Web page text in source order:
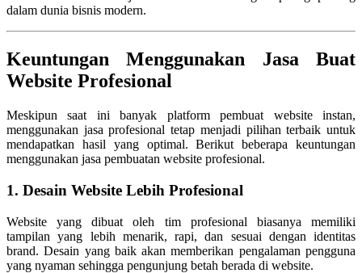
dalam dunia bisnis modern.
Keuntungan Menggunakan Jasa Buat
Website Profesional
Meskipun saat ini banyak platform pembuat website instan,
menggunakan jasa profesional tetap menjadi pilihan terbaik untuk
mendapatkan hasil yang optimal. Berikut beberapa keuntungan
menggunakan jasa pembuatan website profesional.
1. Desain Website Lebih Profesional
Website yang dibuat oleh tim profesional biasanya memiliki
tampilan yang lebih menarik, rapi, dan sesuai dengan identitas
brand. Desain yang baik akan memberikan pengalaman pengguna
yang nyaman sehingga pengunjung betah berada di website.